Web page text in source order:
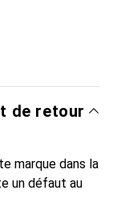
de retour
marque dans la
un défaut au